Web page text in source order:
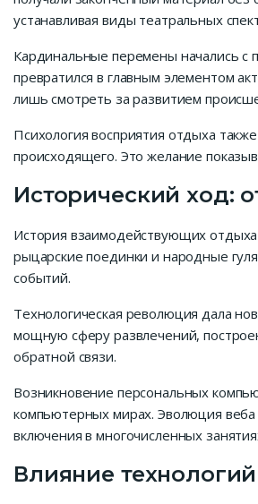
устанавливая виды театральных
Кардинальные перемены начались с
превратился в главным элементом
лишь смотреть за развитием
Психология восприятия отдыха
происходящего. Это желание
Исторический ход:
История взаимодействующих отдыха
рыцарские поединки и народные
событий.
Технологическая революция дала
мощную сферу развлечений,
обратной связи.
Возникновение персональных
компьютерных мирах. Эволюция
включения в многочисленных
Влияние